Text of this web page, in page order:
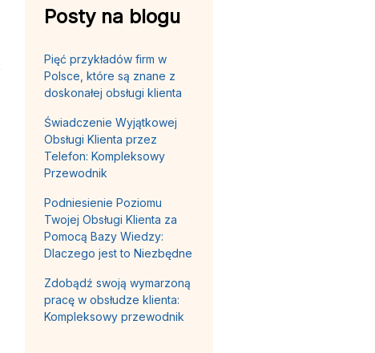
Posty na blogu
Pięć przykładów firm w
Polsce, które są znane z
doskonałej obsługi klienta
Świadczenie Wyjątkowej
Obsługi Klienta przez
Telefon: Kompleksowy
Przewodnik
Podniesienie Poziomu
Twojej Obsługi Klienta za
Pomocą Bazy Wiedzy:
Dlaczego jest to Niezbędne
Zdobądź swoją wymarzoną
pracę w obsłudze klienta:
Kompleksowy przewodnik